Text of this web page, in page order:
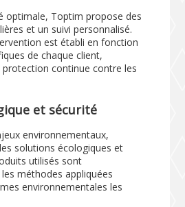
optimale, Toptim propose des
et un suivi personnalisé.
est établi en fonction
de chaque client,
protection continue contre les
et sécurité
environnementaux,
solutions écologiques et
utilisés sont
méthodes appliquées
environnementales les